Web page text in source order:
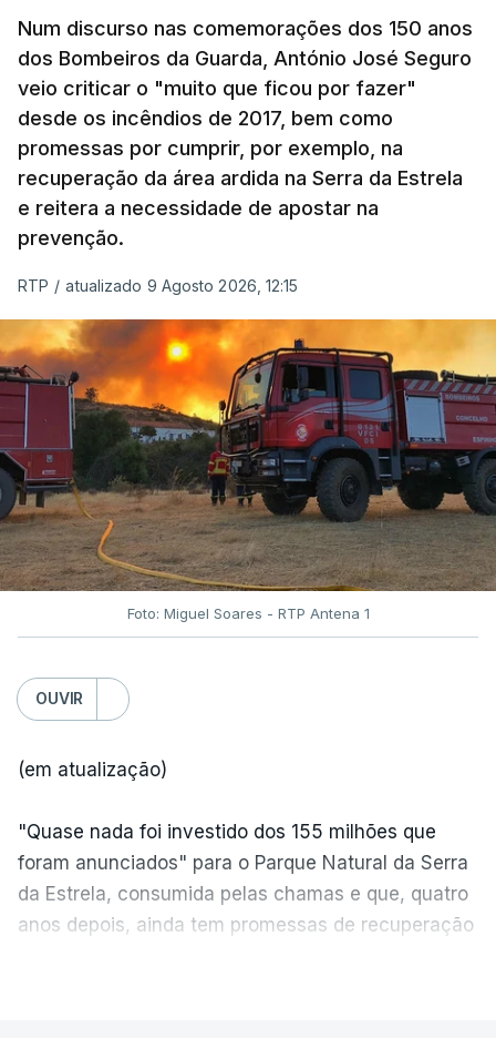
Num discurso nas comemorações dos 150 anos
dos Bombeiros da Guarda, António José Seguro
veio criticar o "muito que ficou por fazer"
desde os incêndios de 2017, bem como
promessas por cumprir, por exemplo, na
recuperação da área ardida na Serra da Estrela
e reitera a necessidade de apostar na
prevenção.
RTP / atualizado 9 Agosto 2026, 12:15
Foto: Miguel Soares - RTP Antena 1
OUVIR
(em atualização)
"Quase nada foi investido dos 155 milhões que
foram anunciados" para o Parque Natural da Serra
da Estrela, consumida pelas chamas e que, quatro
anos depois, ainda tem promessas de recuperação